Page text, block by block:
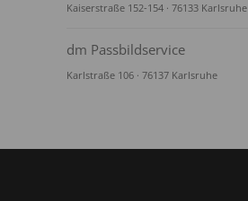
Kaiserstraße 152-154 · 76133 Karlsruhe
dm Passbildservice
Karlstraße 106 · 76137 Karlsruhe